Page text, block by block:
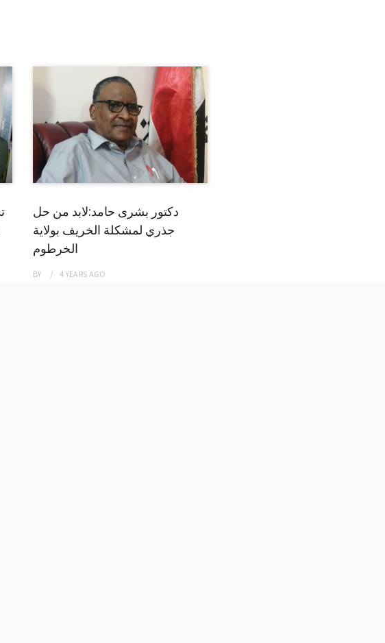
دكتور بشرى حامد:لابد من حل
جذري لمشكلة الخريف بولاية
الخرطوم
BY 4 YEARS AGO